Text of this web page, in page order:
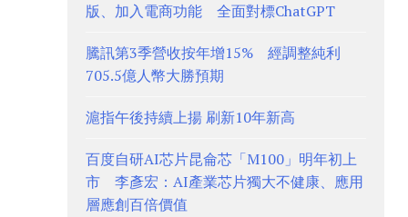
版、加入電商功能 全面對標ChatGPT
騰訊第3季營收按年增15% 經調整純利
705.5億人幣大勝預期
滬指午後持續上揚 刷新10年新高
百度自研AI芯片昆侖芯「M100」明年初上
市 李彥宏：AI產業芯片獨大不健康、應用
層應創百倍價值